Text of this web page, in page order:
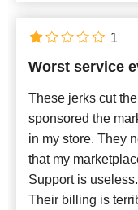
Worst service
These jerks cut
sponsored the
in my store. They
that my
Support is
Their billing is
1